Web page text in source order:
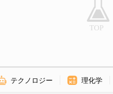
テクノロジー 理化学